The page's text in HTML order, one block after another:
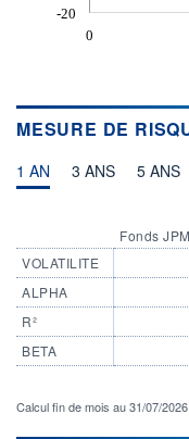
-20
0
MESURE DE
1 AN 3 ANS 5 ANS
VOLATILITE
ALPHA
R²
BETA
Fonds
Calcul fin de mois au 31/07/2026